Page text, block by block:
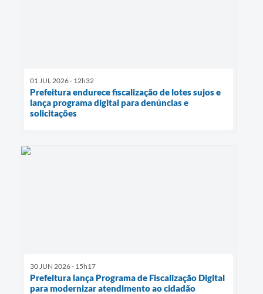
01 JUL 2026 - 12h32
Prefeitura endurece fiscalização de lotes sujos e
lança programa digital para denúncias e
solicitações
30 JUN 2026 - 15h17
Prefeitura lança Programa de Fiscalização Digital
para modernizar atendimento ao cidadão